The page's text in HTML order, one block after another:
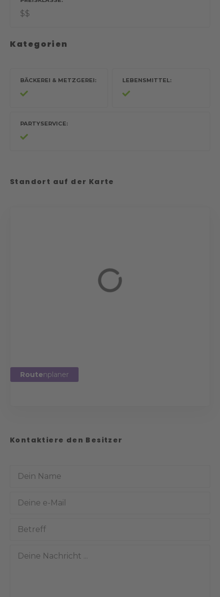
$$
Kategorien
BÄCKEREI & METZGEREI LEBENSMITTEL
PARTYSERVICE
Standort auf der Karte
Routenplaner
Kontaktiere den Besitzer